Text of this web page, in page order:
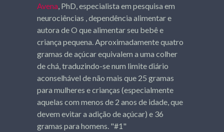
Avena, PhD, especialista em pesquisa em
neurociências , dependência alimentar e
autora de O que alimentar seu bebê e
criança pequena. Aproximadamente quatro
gramas de açúcar equivalem a uma colher
de chá, traduzindo-se num limite diário
aconselhável de não mais que 25 gramas
para mulheres e crianças (especialmente
aquelas com menos de 2 anos de idade, que
devem evitar a adição de açúcar) e 36
gramas para homens. "#1"